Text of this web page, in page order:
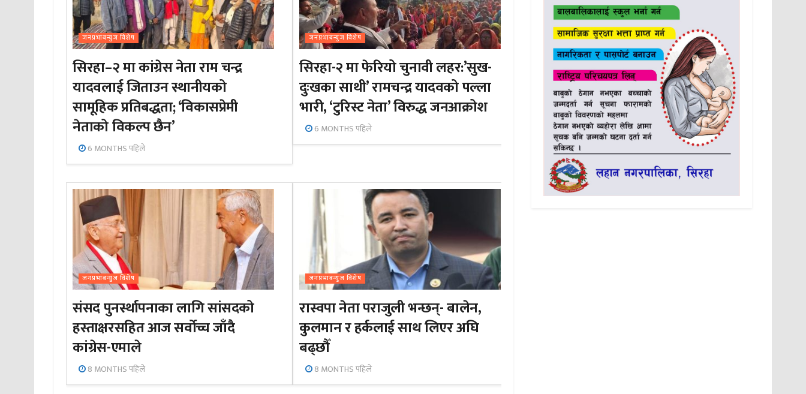
जनप्रभाबन्युज विशेष
सिरहा–२ मा कांग्रेस नेता राम चन्द्र
यादवलाई जिताउन स्थानीयको
सामूहिक प्रतिबद्धता; ‘विकासप्रेमी
नेताको विकल्प छैन’
6 MONTHS पहिले
जनप्रभाबन्युज विशेष
सिरहा-२ मा फेरियो चुनावी लहर:’सुख-
दुःखका साथी’ रामचन्द्र यादवको पल्ला
भारी, ‘टुरिस्ट नेता’ विरुद्ध जनआक्रोश
6 MONTHS पहिले
जनप्रभाबन्युज विशेष
संसद पुनर्स्थापनाका लागि सांसदको
हस्ताक्षरसहित आज सर्वोच्च जाँदै
कांग्रेस-एमाले
8 MONTHS पहिले
जनप्रभाबन्युज विशेष
रास्वपा नेता पराजुली भन्छन्- बालेन,
कुलमान र हर्कलाई साथ लिएर अघि
बढ्छौँ
8 MONTHS पहिले